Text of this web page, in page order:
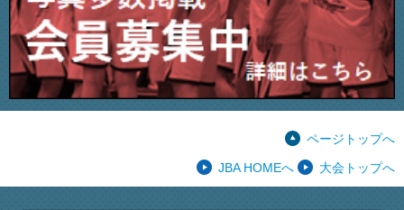
ページトップへ
JBA HOMEへ
大会トップへ